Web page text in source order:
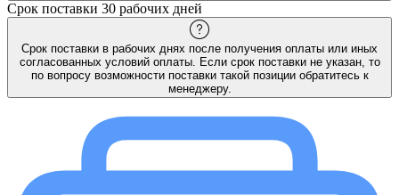
Срок поставки 30 рабочих дней
Срок поставки в рабочих днях после получения оплаты или иных
согласованных условий оплаты. Если срок поставки не указан, то
по вопросу возможности поставки такой позиции обратитесь к
менеджеру.